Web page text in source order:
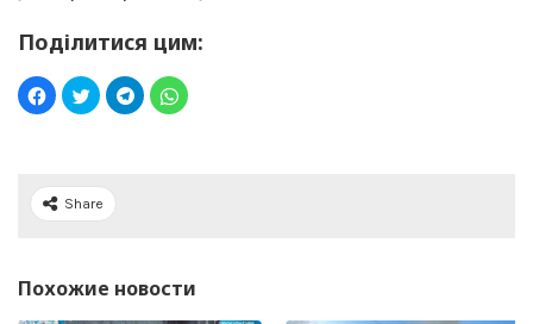
Поділитися цим:
Share
Похожие новости